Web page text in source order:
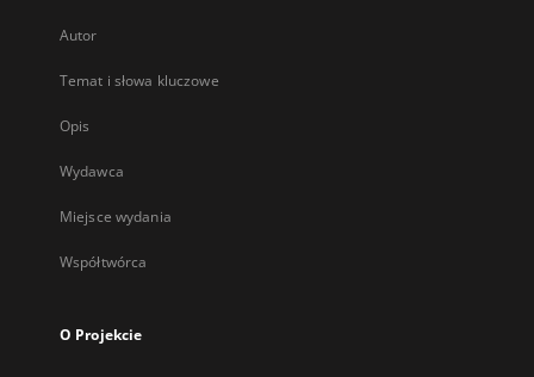
Autor
Temat i słowa kluczowe
Opis
Wydawca
Miejsce wydania
Współtwórca
O Projekcie